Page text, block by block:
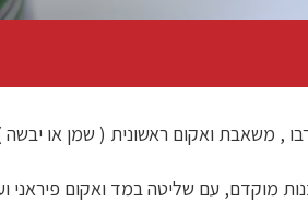
, משאבת ואקום ראשונית ( שמן או יבשה
מוקדם, עם שליטה במד ואקום פיראני